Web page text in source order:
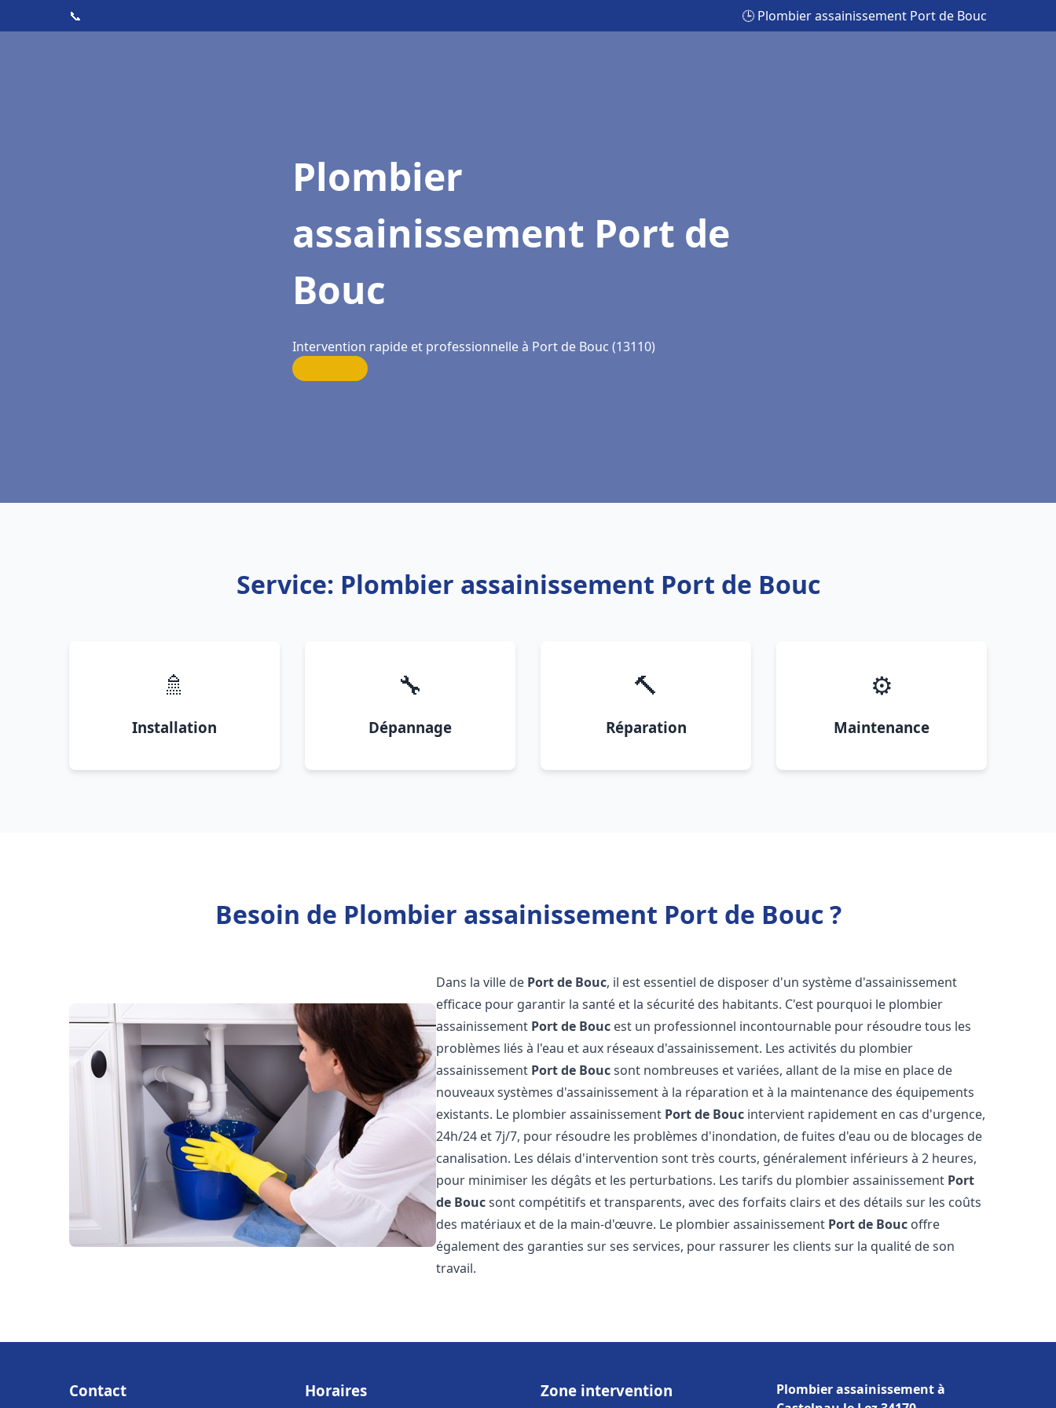
📞 🕒 Plombier assainissement Port de Bouc
Plombier
assainissement Port de
Bouc
Intervention rapide et professionnelle à Port de Bouc (13110)
Service: Plombier assainissement Port de Bouc
🚿
Installation
🔧
Dépannage
🔨
Réparation
⚙️
Maintenance
Besoin de Plombier assainissement Port de Bouc ?
Dans la ville de Port de Bouc, il est essentiel de disposer d'un système d'assainissement
efficace pour garantir la santé et la sécurité des habitants. C'est pourquoi le plombier
assainissement Port de Bouc est un professionnel incontournable pour résoudre tous les
problèmes liés à l'eau et aux réseaux d'assainissement. Les activités du plombier
assainissement Port de Boucsont nombreuses et variées, allant de la mise en place de
nouveaux systèmes d'assainissement à la réparation et à la maintenance des équipements
existants. Le plombier assainissement Port de Bouc intervient rapidement en cas d'urgence,
24h/24 et 7j/7, pour résoudre les problèmes d'inondation, de fuites d'eau ou de blocages de
canalisation. Les délais d'intervention sont très courts, généralement inférieurs à 2 heures,
pour minimiser les dégâts et les perturbations. Les tarifs du plombier assainissement Port
de Boucsont compétitifs et transparents, avec des forfaits clairs et des détails sur les coûts
des matériaux et de la main-d'œuvre. Le plombier assainissement Port de Bouc offre
également des garanties sur ses services, pour rassurer les clients sur la qualité de son
travail.
Contact Horaires Zone intervention
Plombier assainissement à